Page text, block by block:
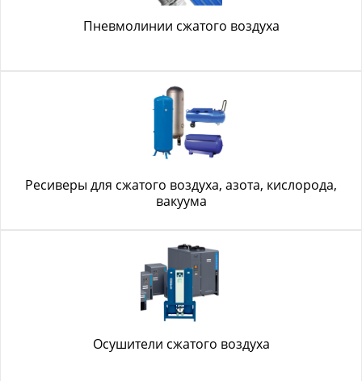
Пневмолинии сжатого воздуха
Ресиверы для сжатого воздуха, азота, кислорода,
вакуума
Осушители сжатого воздуха